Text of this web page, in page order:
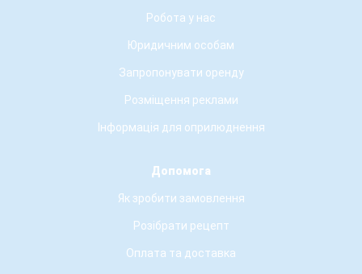
Робота у нас
Юридичним особам
Запропонувати оренду
Розміщення реклами
Інформація для оприлюднення
Допомога
Як зробити замовлення
Розібрати рецепт
Оплата та доставка